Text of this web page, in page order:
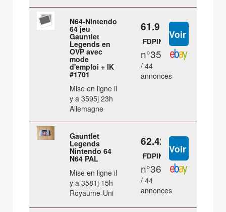
N64-Nintendo
64 jeu
Gauntlet
Legends en
OVP avec
mode
d'emploi + IK
#1701
Mise en ligne il
y a 3595j 23h
Allemagne
61.9 €
FDPIN
n°35
/ 44
annonces
Gauntlet
Legends
Nintendo 64
N64 PAL
Mise en ligne il
y a 3581j 15h
Royaume-Uni
62.42 €
FDPIN
n°36
/ 44
annonces